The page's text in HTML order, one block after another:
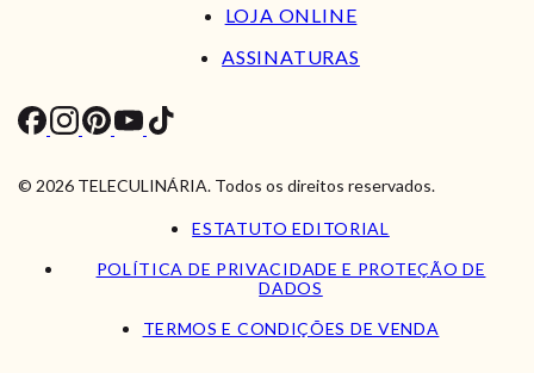
LOJA ONLINE
ASSINATURAS
© 2026 TELECULINÁRIA. Todos os direitos reservados.
ESTATUTO EDITORIAL
POLÍTICA DE PRIVACIDADE E PROTEÇÃO DE
DADOS
TERMOS E CONDIÇÕES DE VENDA